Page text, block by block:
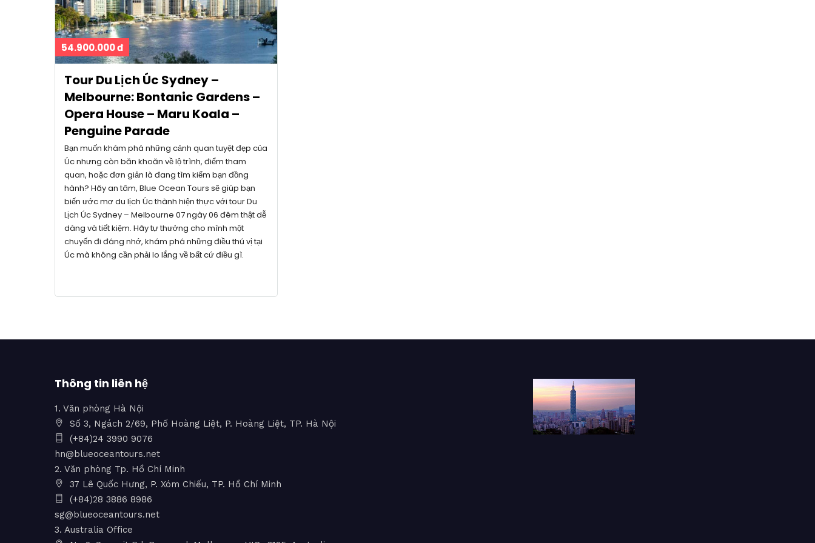
54.900.000 đ
Tour Du Lịch Úc Sydney –
Melbourne: Bontanic Gardens –
Opera House – Maru Koala –
Penguine Parade
Bạn muốn khám phá những cảnh quan tuyệt đẹp của
Úc nhưng còn băn khoăn về lộ trình, điểm tham
quan, hoặc đơn giản là đang tìm kiếm bạn đồng
hành? Hãy an tâm, Blue Ocean Tours sẽ giúp bạn
biến ước mơ du lịch Úc thành hiện thực với tour Du
Lịch Úc Sydney – Melbourne 07 ngày 06 đêm thật dễ
dàng và tiết kiệm. Hãy tự thưởng cho mình một
chuyến đi đáng nhớ, khám phá những điều thú vị tại
Úc mà không cần phải lo lắng về bất cứ điều gì.
Thông tin liên hệ
1. Văn phòng Hà Nội
Số 3, Ngách 2/69, Phố Hoàng Liệt, P. Hoàng Liệt, TP. Hà Nội
(+84)24 3990 9076
hn@blueoceantours.net
2. Văn phòng Tp. Hồ Chí Minh
37 Lê Quốc Hưng, P. Xóm Chiếu, TP. Hồ Chí Minh
(+84)28 3886 8986
sg@blueoceantours.net
3. Australia Office